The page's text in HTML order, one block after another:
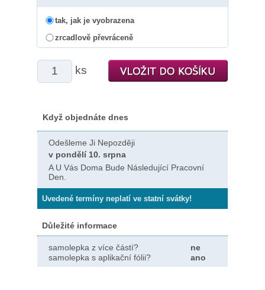
tak, jak je vyobrazena
zrcadlově převráceně
ks
Když objednáte dnes
Odešleme Ji Nepozději
v pondělí 10. srpna
A U Vás Doma Bude Následující Pracovní
Den.
Uvedené termíny neplatí ve statní svátky!
Důležité informace
samolepka z více částí?
ne
samolepka s aplikační fólii?
ano